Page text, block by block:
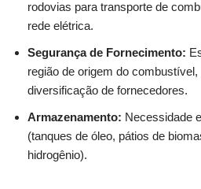
rodovias para transporte de
rede elétrica.
Segurança de Fornecimento:
região de origem do
diversificação de fornecedores.
Armazenamento: Necessidade
(tanques de óleo, pátios de
hidrogênio).